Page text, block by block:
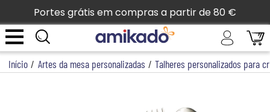
Portes grátis em compras a partir de 80 €
Início / Artes da mesa personalizadas / Talheres personalizados para